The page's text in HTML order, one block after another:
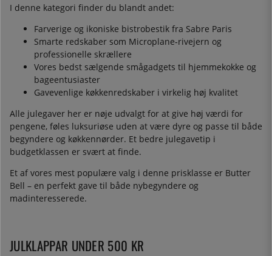
I denne kategori finder du blandt andet:
Farverige og ikoniske bistrobestik fra Sabre Paris
Smarte redskaber som Microplane-rivejern og
professionelle skrællere
Vores bedst sælgende smågadgets til hjemmekokke og
bageentusiaster
Gavevenlige køkkenredskaber i virkelig høj kvalitet
Alle julegaver her er nøje udvalgt for at give høj værdi for
pengene, føles luksuriøse uden at være dyre og passe til både
begyndere og køkkennørder. Et bedre julegavetip i
budgetklassen er svært at finde.
Et af vores mest populære valg i denne prisklasse er Butter
Bell – en perfekt gave til både nybegyndere og
madinteresserede.
JULKLAPPAR UNDER 500 KR